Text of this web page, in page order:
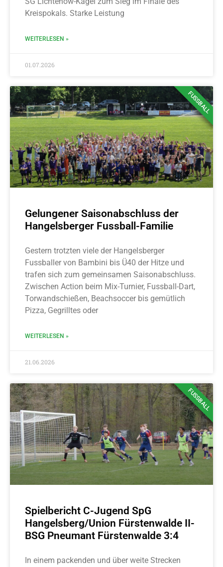
Kreispokals. Starke Leistung
WEITERLESEN »
01.07.2026
FUSSBALL
Gelungener Saisonabschluss der
Hangelsberger Fussball-Familie
Gestern trotzten viele der Hangelsberger
Fussballer von Bambini bis Ü40 der Hitze und
trafen sich zum gemeinsamen Saisonabschluss.
Zwischen Action beim Mix-Turnier, Fussball-Dart,
Torwandschießen, Beachsoccer bis gemütlich
Pizza, Gegrilltes oder
WEITERLESEN »
21.06.2026
FUSSBALL
Spielbericht C-Jugend SpG
Hangelsberg/Union Fürstenwalde II-
BSG Pneumant Fürstenwalde 3:4
In einem packenden und über weite Strecken